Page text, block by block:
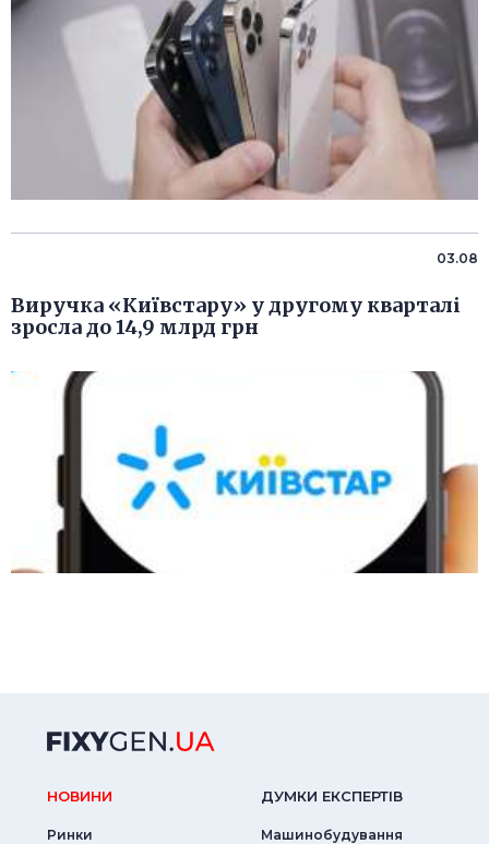
03.08
Виручка «Київстару» у другому кварталі
зросла до 14,9 млрд грн
НОВИНИ
Ринки
ДУМКИ ЕКСПЕРТIВ
Машинобудування